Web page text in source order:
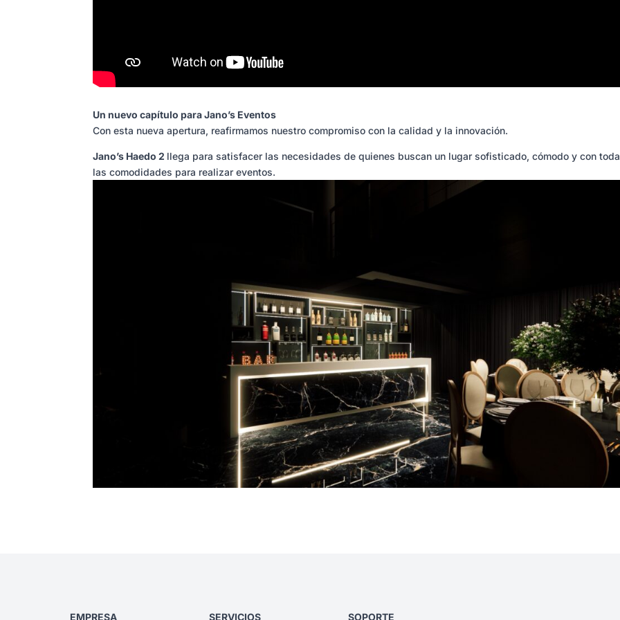
Un nuevo capítulo para Jano’s Eventos
Con esta nueva apertura, reafirmamos nuestro compromiso con la calidad y la innovación.
Jano’s Haedo 2 llega para satisfacer las necesidades de quienes buscan un lugar sofisticado, cómodo y con
las comodidades para realizar eventos.
EMPRESA SERVICIOS SOPORTE